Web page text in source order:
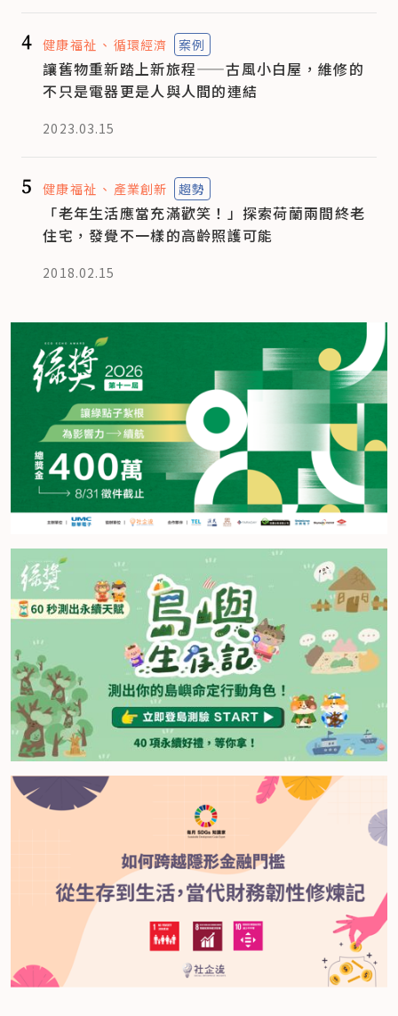
4 健康福祉 循環經濟 案例
讓舊物重新踏上新旅程——古風小白屋，維修的
不只是電器更是人與人間的連結
2023.03.15
5 健康福祉 產業創新 趨勢
「老年生活應當充滿歡笑！」探索荷蘭兩間終老
住宅，發覺不一樣的高齡照護可能
2018.02.15